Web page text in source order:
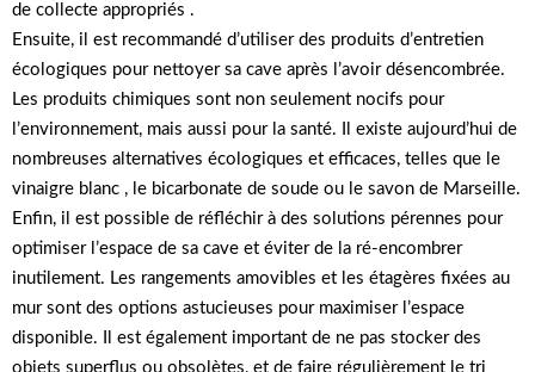
de collecte appropriés .
Ensuite, il est recommandé d’utiliser des produits d’entretien
écologiques pour nettoyer sa cave après l’avoir désencombrée.
Les produits chimiques sont non seulement nocifs pour
l’environnement, mais aussi pour la santé. Il existe aujourd’hui de
nombreuses alternatives écologiques et efficaces, telles que le
vinaigre blanc , le bicarbonate de soude ou le savon de Marseille.
Enfin, il est possible de réfléchir à des solutions pérennes pour
optimiser l’espace de sa cave et éviter de la ré-encombrer
inutilement. Les rangements amovibles et les étagères fixées au
mur sont des options astucieuses pour maximiser l’espace
disponible. Il est également important de ne pas stocker des
objets superflus ou obsolètes, et de faire régulièrement le tri